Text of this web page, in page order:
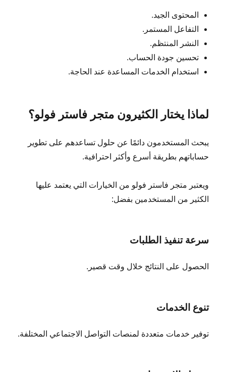
المحتوى الجيد.
التفاعل المستمر.
النشر المنتظم.
تحسين جودة الحساب.
استخدام الخدمات المساعدة عند الحاجة.
لماذا يختار الكثيرون متجر فاستر فولو؟
يبحث المستخدمون دائمًا عن حلول تساعدهم على تطوير
حساباتهم بطريقة أسرع وأكثر احترافية.
ويعتبر متجر فاستر فولو من الخيارات التي يعتمد عليها
الكثير من المستخدمين بفضل:
سرعة تنفيذ الطلبات
الحصول على النتائج خلال وقت قصير.
تنوع الخدمات
توفير خدمات متعددة لمنصات التواصل الاجتماعي المختلفة.